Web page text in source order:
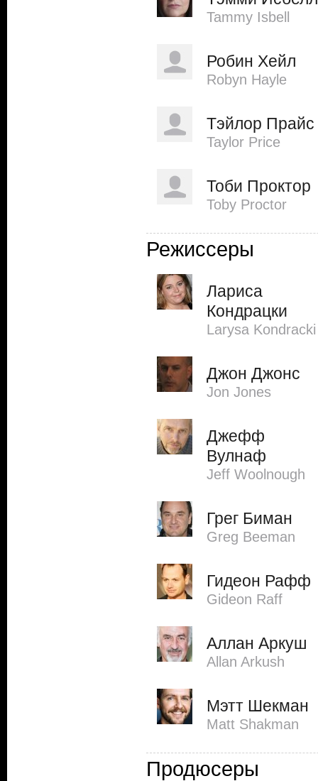
Tammy Isbell
Робин Хейл
Robyn Hayle
Тэйлор Прайс
Taylor Price
Тоби Проктор
Toby Proctor
Режиссеры
Лариса
Кондрацки
Larysa Kondracki
Джон Джонс
Jon Jones
Джефф
Вулнаф
Jeff Woolnough
Грег Биман
Greg Beeman
Гидеон Рафф
Gideon Raff
Аллан Аркуш
Allan Arkush
Мэтт Шекман
Matt Shakman
Продюсеры